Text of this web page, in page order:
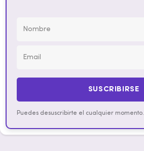
SUSCRIBIRSE
Puedes desuscribirte el cualquier momento.